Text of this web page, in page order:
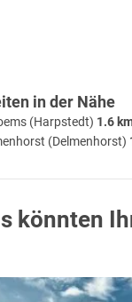
in der Nähe
(Harpstedt) 1.6
(Delmenhorst)
könnten